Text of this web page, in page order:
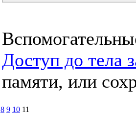
Доступ до тела
памяти, или
8 9 10 11